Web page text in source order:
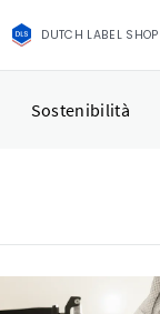
DUTCH LABEL SHOP
Sostenibilità